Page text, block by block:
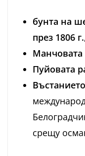
бунта на
през 1806 г.
Манчовата
Пуйовата
срещу